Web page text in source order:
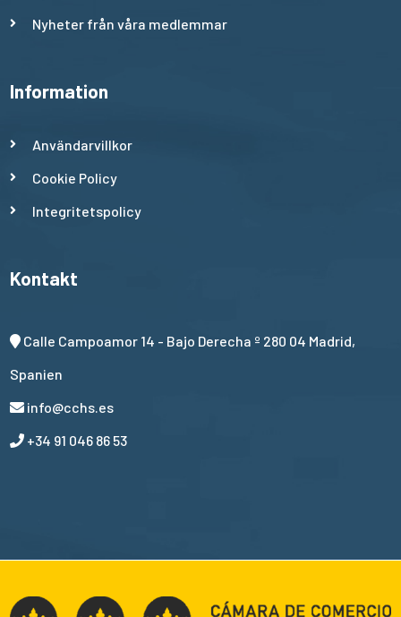
Nyheter från våra medlemmar
Information
Användarvillkor
Cookie Policy
Integritetspolicy
Kontakt
Calle Campoamor 14 - Bajo Derecha º 280 04 Madrid,
Spanien
info@cchs.es
+34 91 046 86 53